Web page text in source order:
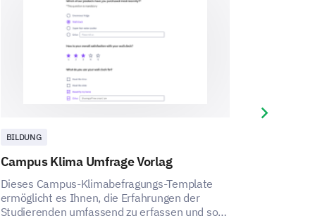
BILDUNG
Campus Klima Umfrage Vorlag
Dieses Campus-Klimabefragungs-Template
ermöglicht es Ihnen, die Erfahrungen der
Studierenden umfassend zu erfassen und so
Next slide